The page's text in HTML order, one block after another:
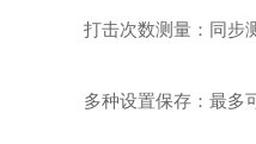
打击次数测量 ：同步
多种设置保存 ：最多